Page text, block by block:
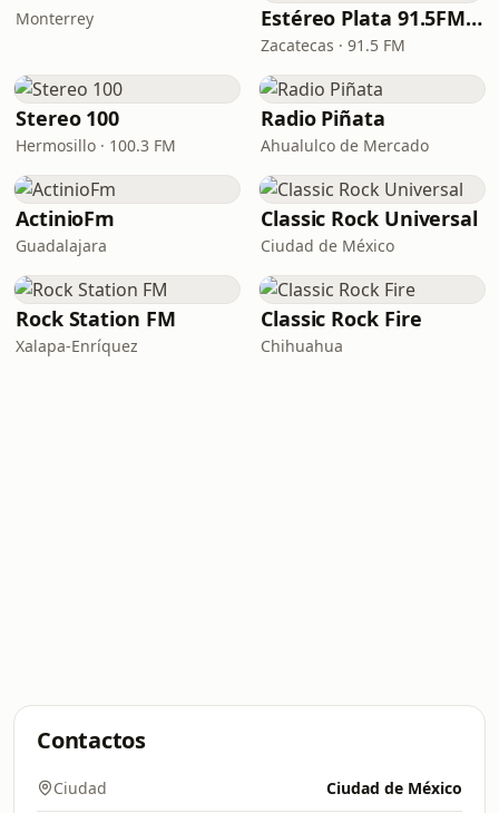
Monterrey Estéreo Plata 91.5FM - XHZTS
Zacatecas · 91.5 FM
Stereo 100
Hermosillo · 100.3 FM
Radio Piñata
Ahualulco de Mercado
ActinioFm
Guadalajara
Classic Rock Universal
Ciudad de México
Rock Station FM
Xalapa-Enríquez
Classic Rock Fire
Chihuahua
Contactos
Ciudad Ciudad de México